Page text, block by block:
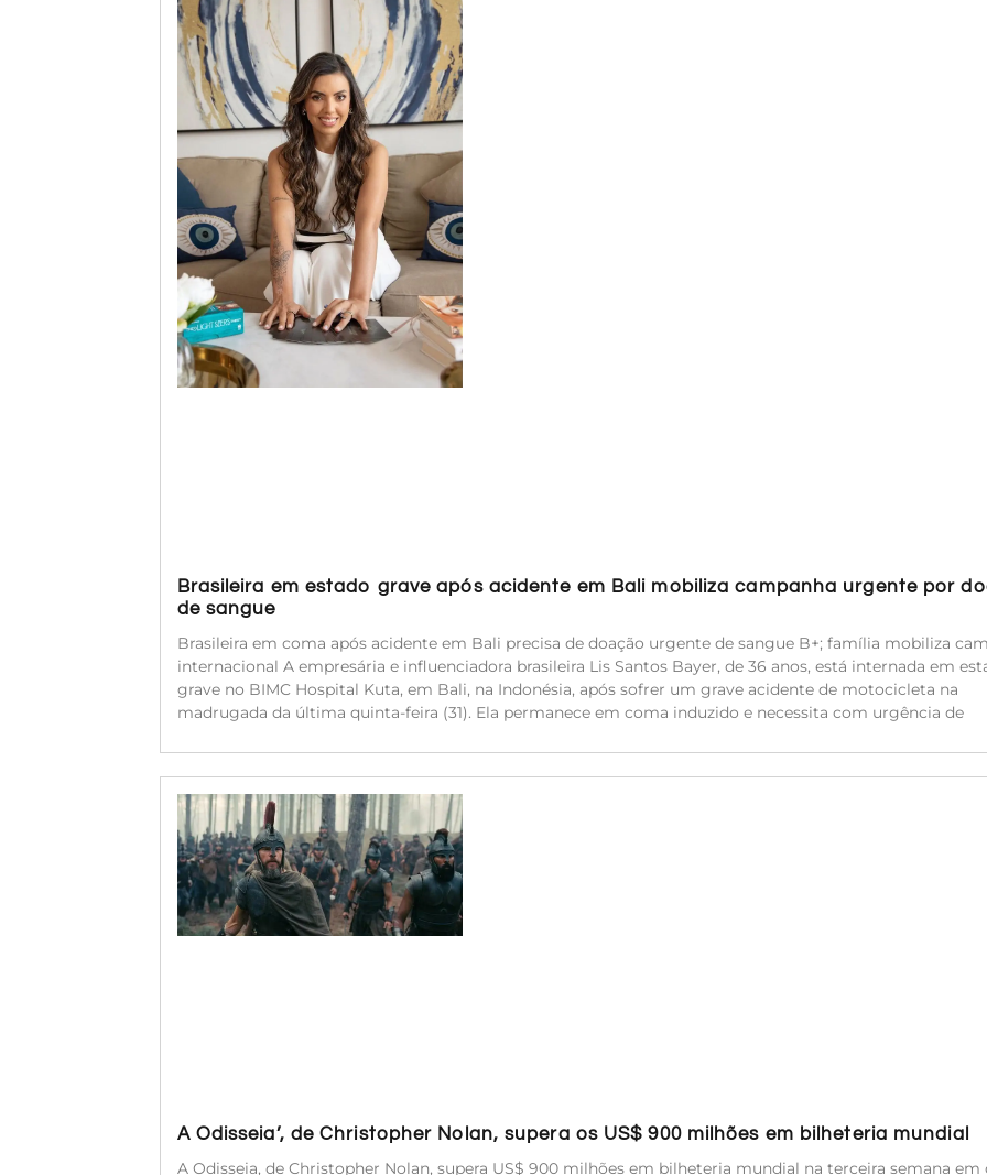
Brasileira em estado grave após acidente em Bali mobiliza campanha urgente por
de sangue
Brasileira em coma após acidente em Bali precisa de doação urgente de sangue B+; família mobiliza
internacional A empresária e influenciadora brasileira Lis Santos Bayer, de 36 anos, está internada em
grave no BIMC Hospital Kuta, em Bali, na Indonésia, após sofrer um grave acidente de motocicleta na
madrugada da última quinta-feira (31). Ela permanece em coma induzido e necessita com urgência de
A Odisseia’, de Christopher Nolan, supera os US$ 900 milhões em bilheteria mundial
A Odisseia, de Christopher Nolan, supera US$ 900 milhões em bilheteria mundial na terceira semana em